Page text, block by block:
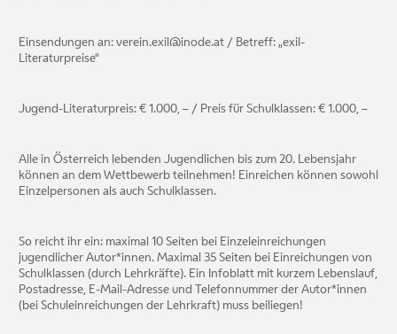
Einsendungen an: verein.exil@inode.at / Betreff: „exil-
Literaturpreise“
Jugend-Literaturpreis: € 1.000, – / Preis für Schulklassen: € 1.000, –
Alle in Österreich lebenden Jugendlichen bis zum 20. Lebensjahr
können an dem Wettbewerb teilnehmen! Einreichen können sowohl
Einzelpersonen als auch Schulklassen.
So reicht ihr ein: maximal 10 Seiten bei Einzeleinreichungen
jugendlicher Autor*innen. Maximal 35 Seiten bei Einreichungen von
Schulklassen (durch Lehrkräfte). Ein Infoblatt mit kurzem Lebenslauf,
Postadresse, E-Mail-Adresse und Telefonnummer der Autor*innen
(bei Schuleinreichungen der Lehrkraft) muss beiliegen!